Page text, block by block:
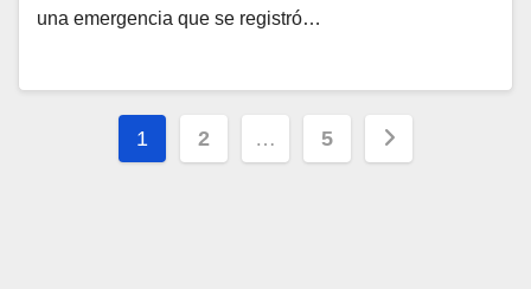
una emergencia que se registró…
Paginación
1 2 … 5